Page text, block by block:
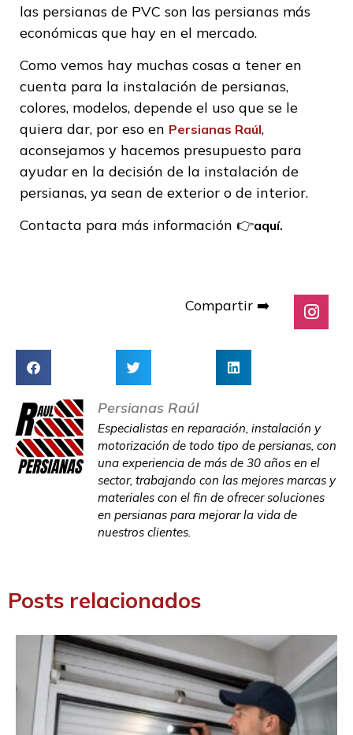
las persianas de PVC son las persianas más
económicas que hay en el mercado.
Como vemos hay muchas cosas a tener en
cuenta para la instalación de persianas,
colores, modelos, depende el uso que se le
quiera dar, por eso en Persianas Raúl,
aconsejamos y hacemos presupuesto para
ayudar en la decisión de la instalación de
persianas, ya sean de exterior o de interior.
Contacta para más información 👉aquí.
Compartir ➡️
Persianas Raúl
Especialistas en reparación, instalación y
motorización de todo tipo de persianas, con
una experiencia de más de 30 años en el
sector, trabajando con las mejores marcas y
materiales con el fin de ofrecer soluciones
en persianas para mejorar la vida de
nuestros clientes.
Posts relacionados